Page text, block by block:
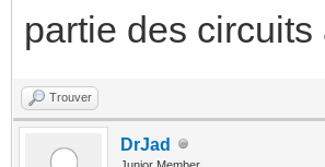
partie des
Trouver
DrJad
Junior Member